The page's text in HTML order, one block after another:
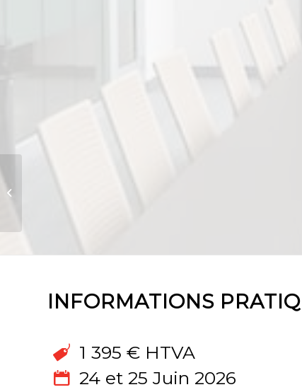
INFORMATIONS
1 395 € HTVA
24 et 25 Juin 2026